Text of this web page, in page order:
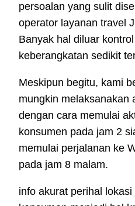
persoalan yang sulit
operator layanan travel
Banyak hal diluar
keberangkatan sedikit
Meskipun begitu, kami
mungkin melaksanakan
dengan cara memulai
konsumen pada jam 2
memulai perjalanan ke
pada jam 8 malam.
info akurat perihal